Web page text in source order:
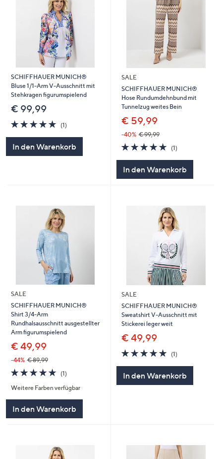
SCHIFFHAUER MUNICH®
Bluse 1/1-Arm V-Ausschnitt mit
Stehkragen figurumspielend
€ 99,99
5.0
von
5
(1)
In den Warenkorb
SALE
SCHIFFHAUER MUNICH®
Hose Rundumdehnbund mit
Tunnelzug weites Bein
€ 59,99
-40% € 99,99
5.0
von
5
(1)
In den Warenkorb
SALE
SCHIFFHAUER MUNICH®
Shirt 3/4-Arm
Rundhalsausschnitt ausgestellter
Arm figurumspielend
€ 49,99
-44% € 89,99
5.0
von
5
(1)
Weitere Farben verfügbar
In den Warenkorb
SALE
SCHIFFHAUER MUNICH®
Sweatshirt V-Ausschnitt mit
Stickerei leger weit
€ 49,99
5.0
von
5
(1)
In den Warenkorb